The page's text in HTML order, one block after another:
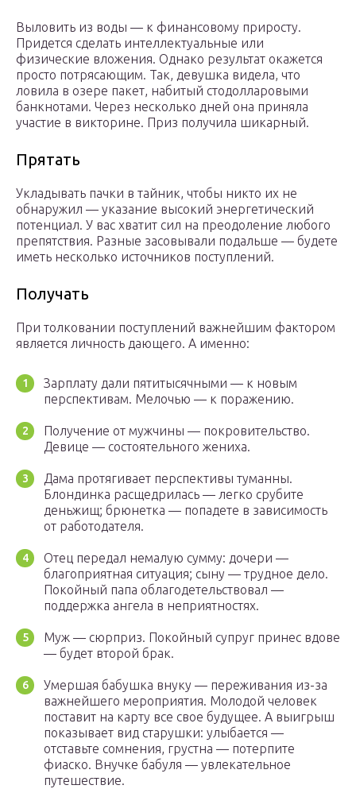
Выловить из воды — к финансовому приросту.
Придется сделать интеллектуальные или
физические вложения. Однако результат окажется
просто потрясающим. Так, девушка видела, что
ловила в озере пакет, набитый стодолларовыми
банкнотами. Через несколько дней она приняла
участие в викторине. Приз получила шикарный.
Прятать
Укладывать пачки в тайник, чтобы никто их не
обнаружил — указание высокий энергетический
потенциал. У вас хватит сил на преодоление любого
препятствия. Разные засовывали подальше — будете
иметь несколько источников поступлений.
Получать
При толковании поступлений важнейшим фактором
является личность дающего. А именно:
Зарплату дали пятитысячными — к новым
перспективам. Мелочью — к поражению.
Получение от мужчины — покровительство.
Девице — состоятельного жениха.
Дама протягивает перспективы туманны.
Блондинка расщедрилась — легко срубите
деньжищ; брюнетка — попадете в зависимость
от работодателя.
Отец передал немалую сумму: дочери —
благоприятная ситуация; сыну — трудное дело.
Покойный папа облагодетельствовал —
поддержка ангела в неприятностях.
Муж — сюрприз. Покойный супруг принес вдове
— будет второй брак.
Умершая бабушка внуку — переживания из-за
важнейшего мероприятия. Молодой человек
поставит на карту все свое будущее. А выигрыш
показывает вид старушки: улыбается —
отставьте сомнения, грустна — потерпите
фиаско. Внучке бабуля — увлекательное
путешествие.